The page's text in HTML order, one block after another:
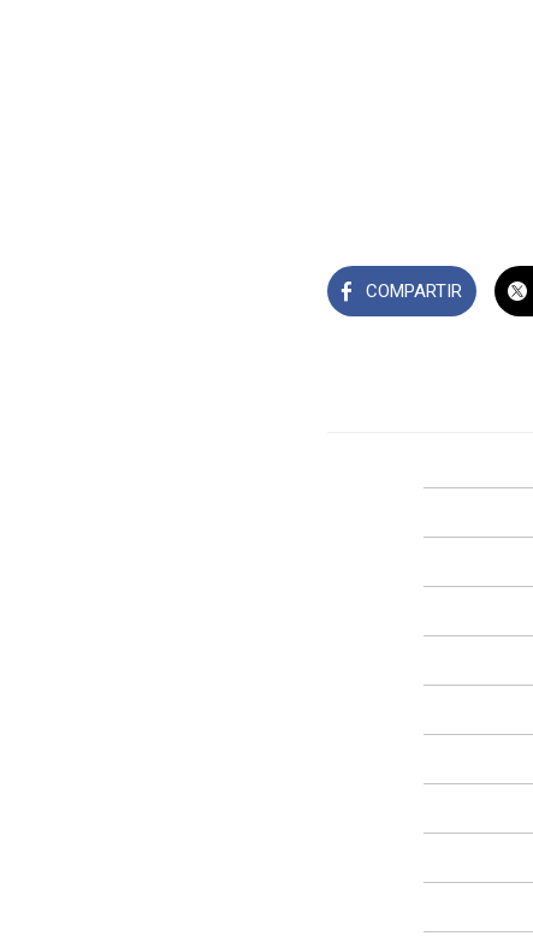
COMPARTIR